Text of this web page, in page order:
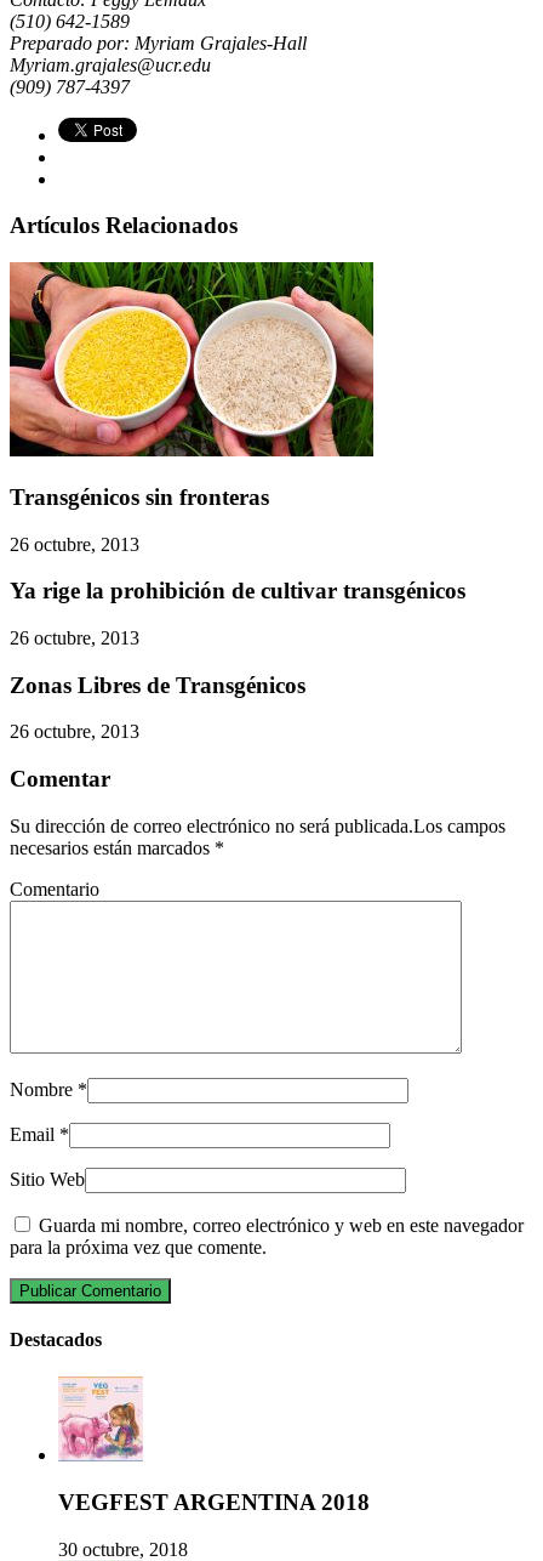
(510) 642-1589
Preparado por: Myriam Grajales-Hall
Myriam.grajales@ucr.edu
(909) 787-4397
Artículos Relacionados
Transgénicos sin fronteras
26 octubre, 2013
Ya rige la prohibición de cultivar transgénicos
26 octubre, 2013
Zonas Libres de Transgénicos
26 octubre, 2013
Comentar
Su dirección de correo electrónico no será publicada.Los campos
necesarios están marcados *
Comentario
Nombre *
Email *
Sitio Web
Guarda mi nombre, correo electrónico y web en este navegador
para la próxima vez que comente.
Destacados
VEGFEST ARGENTINA 2018
30 octubre, 2018